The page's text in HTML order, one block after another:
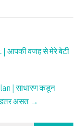
आपकी वजह से मेरे बेटी
| साधारण कडून
असत →